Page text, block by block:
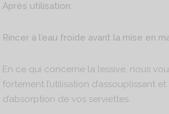
Après utilisation:
Rincer à l’eau froide avant la mise en
En ce qui concerne la lessive, nous
fortement l’utilisation d’assouplissant
d’absorption de vos serviettes.